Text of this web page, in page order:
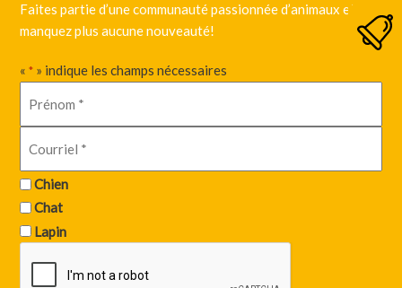
Faites partie d’une communauté passionnée d’animaux et ne
manquez plus aucune nouveauté!
«* » indique les champs nécessaires
Chien
Chat
Lapin